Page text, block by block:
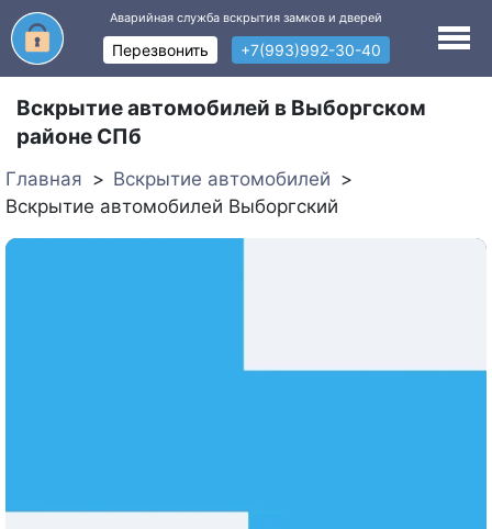
Аварийная служба вскрытия замков и дверей
Перезвонить +7(993)992-30-40
Вскрытие автомобилей в Выборгском
районе СПб
Главная
Вскрытие автомобилей
Вскрытие автомобилей Выборгский